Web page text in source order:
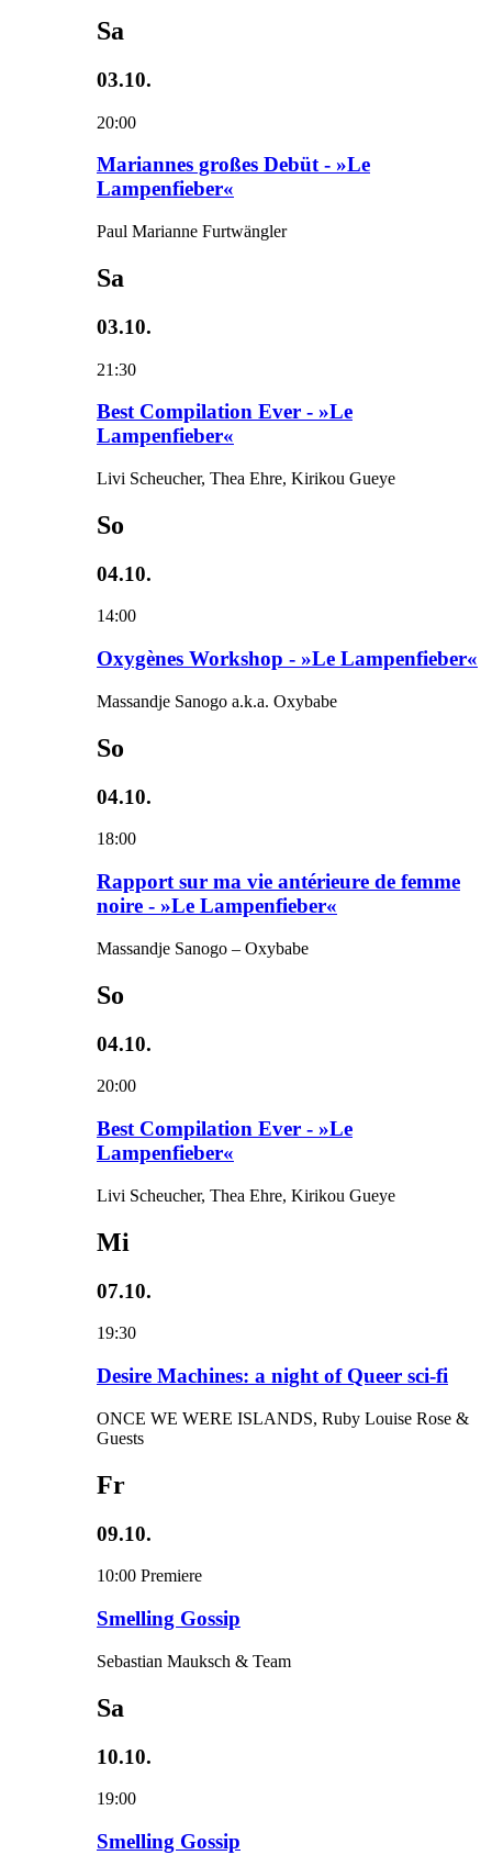
Sa
03.10.
20:00
Mariannes großes Debüt - »Le
Lampenfieber«
Paul Marianne Furtwängler
Sa
03.10.
21:30
Best Compilation Ever - »Le
Lampenfieber«
Livi Scheucher, Thea Ehre, Kirikou Gueye
So
04.10.
14:00
Oxygènes Workshop - »Le Lampenfieber«
Massandje Sanogo a.k.a. Oxybabe
So
04.10.
18:00
Rapport sur ma vie antérieure de femme
noire - »Le Lampenfieber«
Massandje Sanogo – Oxybabe
So
04.10.
20:00
Best Compilation Ever - »Le
Lampenfieber«
Livi Scheucher, Thea Ehre, Kirikou Gueye
Mi
07.10.
19:30
Desire Machines: a night of Queer sci-fi
ONCE WE WERE ISLANDS, Ruby Louise Rose &
Guests
Fr
09.10.
10:00 Premiere
Smelling Gossip
Sebastian Mauksch & Team
Sa
10.10.
19:00
Smelling Gossip